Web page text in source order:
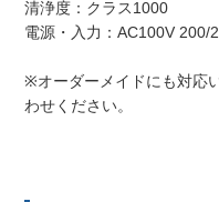
清浄度：クラス1000
電源・入力：AC100V 200/
※オーダーメイドにも対応
わせください。